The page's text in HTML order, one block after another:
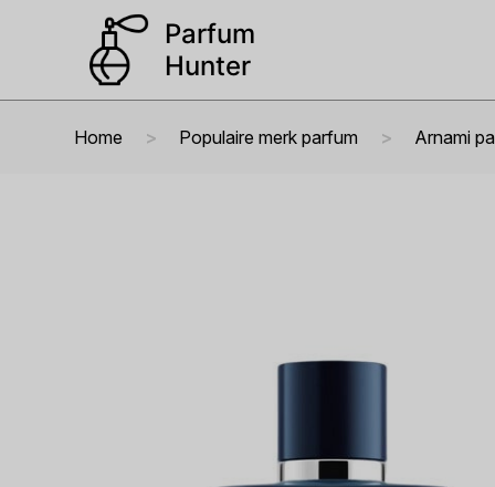
Home Populaire merk parfum Arnami